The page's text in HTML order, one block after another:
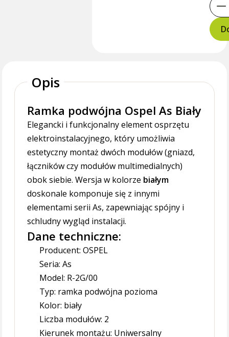
Opis
Ramka podwójna Ospel As Biały
Elegancki i funkcjonalny element osprzętu
elektroinstalacyjnego, który umożliwia
estetyczny montaż dwóch modułów (gniazd,
łączników czy modułów multimedialnych)
obok siebie. Wersja w kolorze białym
doskonale komponuje się z innymi
elementami serii As, zapewniając spójny i
schludny wygląd instalacji.
Dane techniczne:
Producent: OSPEL
Seria: As
Model: R-2G/00
Typ: ramka podwójna pozioma
Kolor: biały
Liczba modułów: 2
Kierunek montażu: Uniwersalny